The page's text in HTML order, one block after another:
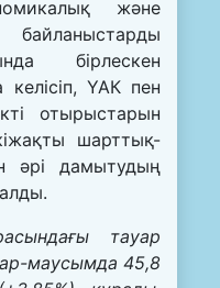
және
бірлескен
ҮАК пен
отырыстарын
шарттық-
әрі дамытудың
тауар
маусымда 45,8